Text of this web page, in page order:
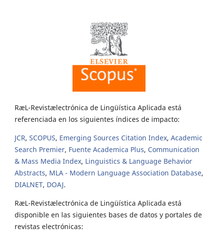
RæL-Revistælectrónica de Lingüística Aplicada está
referenciada en los siguientes índices de impacto:
JCR, SCOPUS, Emerging Sources Citation Index, Academic
Search Premier, Fuente Academica Plus, Communication
& Mass Media Index, Linguistics & Language Behavior
Abstracts, MLA - Modern Language Association Database,
DIALNET, DOAJ.
RæL-Revistælectrónica de Lingüística Aplicada está
disponible en las siguientes bases de datos y portales de
revistas electrónicas: